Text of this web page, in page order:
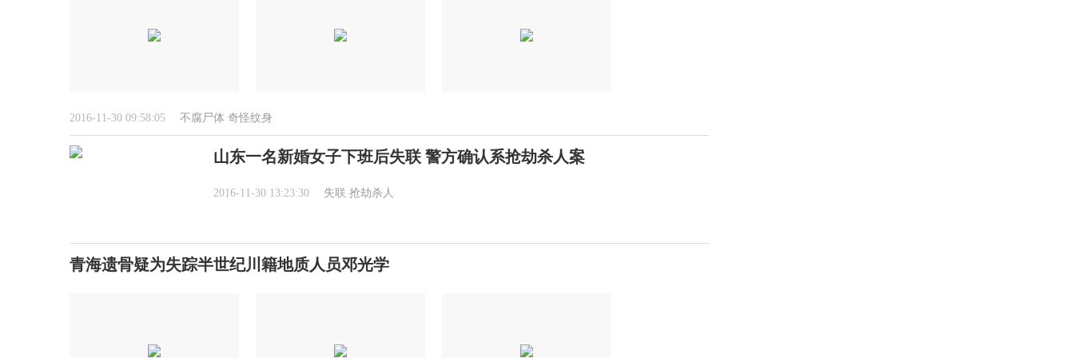
2016-11-30 09:58:05 不腐尸体 奇怪纹身
山东一名新婚女子下班后失联 警方确认系抢劫杀人案
2016-11-30 13:23:30 失联 抢劫杀人
青海遗骨疑为失踪半世纪川籍地质人员邓光学